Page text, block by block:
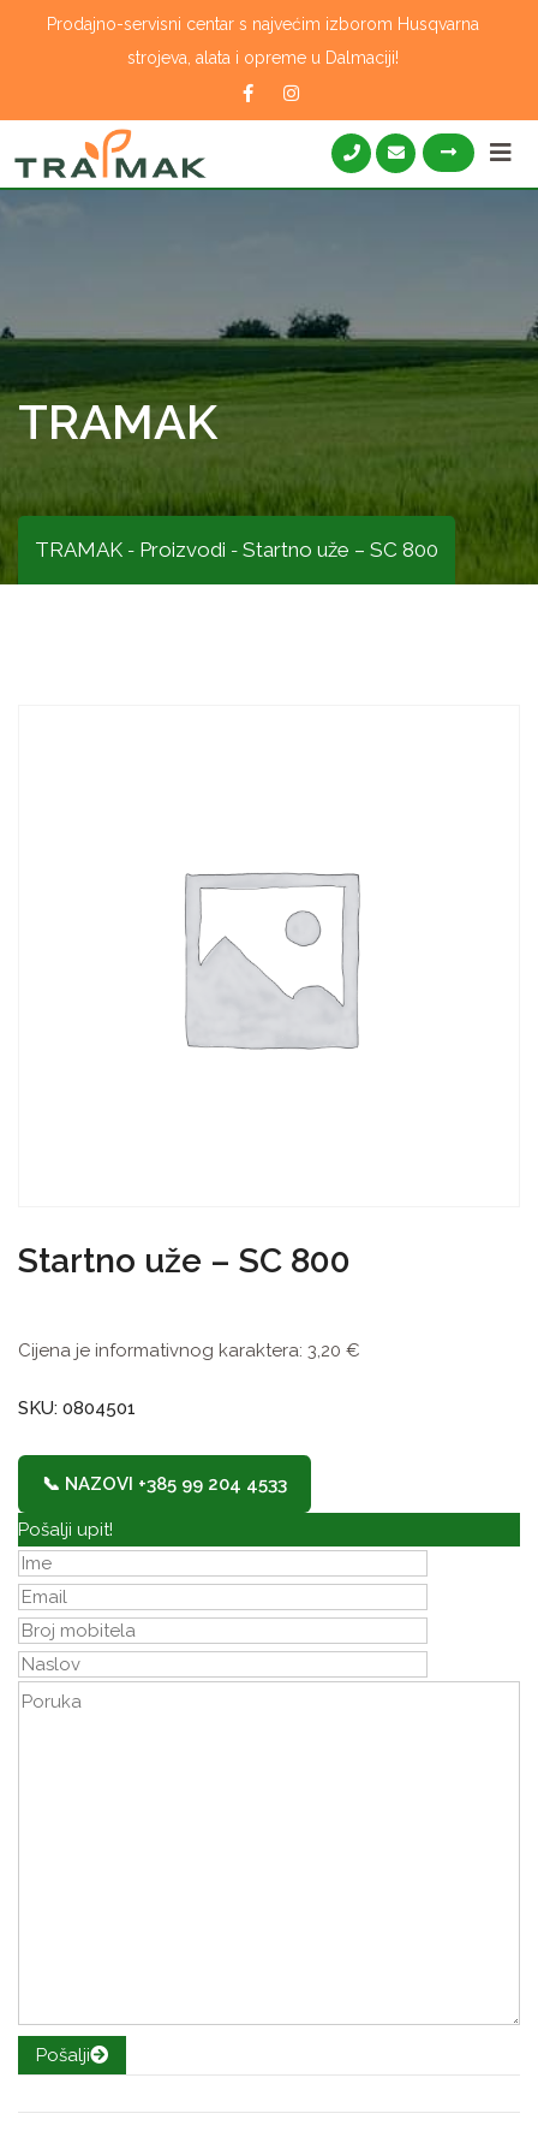
Prodajno-servisni centar s najvećim izborom Husqvarna
strojeva, alata i opreme u Dalmaciji!
TRAMAK
TRAMAK - Proizvodi - Startno uže – SC 800
Startno uže – SC 800
Cijena je informativnog karaktera: 3,20 €
SKU: 0804501
📞 NAZOVI +385 99 204 4533
Pošalji upit!
Pošalji